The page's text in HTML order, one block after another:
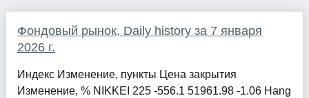
Фондовый рынок, Daily history за 7 января
2026 г.
Индекс Изменение, пункты Цена закрытия
Изменение, % NIKKEI 225 -556.1 51961.98 -1.06 Hang